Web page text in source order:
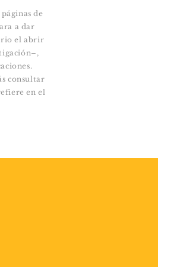
de
a dar
el abrir
consultar
en el